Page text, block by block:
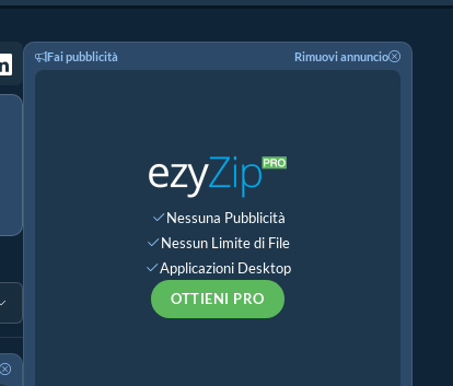
Fai pubblicità Rimuovi annuncio
Nessuna Pubblicità
Nessun Limite di File
Applicazioni Desktop
OTTIENI PRO